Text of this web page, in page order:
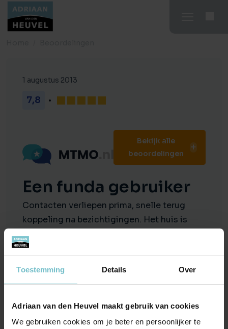
Toestemming Details Over
Adriaan van den Heuvel maakt gebruik van cookies
We gebruiken cookies om je beter en persoonlijker te
1 augustus 2013
7,8
Bekijk alle
beoordelingen
Een funda gebruiker
Contacten verliepen prima, snelle terug
koppeling na bezichtigingen. Het huis is
binnen een paar maanden verkocht. Ik kan
zeker het “Zien op zondag” ook aanraden,
bekijken zo laag mogelijk.